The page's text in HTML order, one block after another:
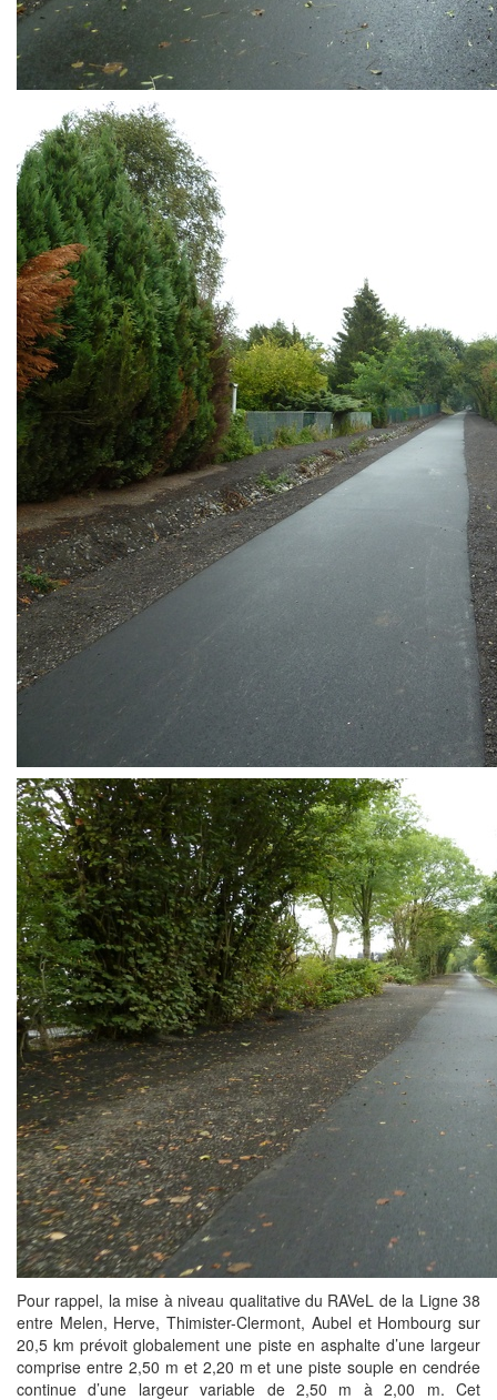
Pour rappel, la mise à niveau qualitative du RAVeL de la Ligne 38
entre Melen, Herve, Thimister-Clermont, Aubel et Hombourg sur
20,5 km prévoit globalement une piste en asphalte d’une largeur
comprise entre 2,50 m et 2,20 m et une piste souple en cendrée
continue d’une largeur variable de 2,50 m à 2,00 m. Cet